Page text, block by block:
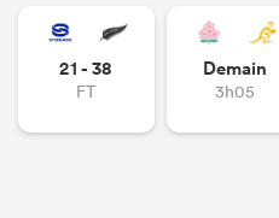
21 - 38
FT
Demain
3h05